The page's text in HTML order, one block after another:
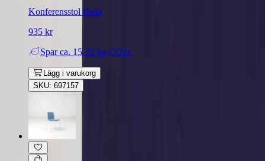
Konferensstol Bella
935 kr
Spar ca. 15-25 kg CO2e
Lägg i varukorg
SKU: 697157